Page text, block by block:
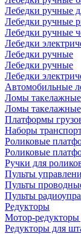
Лебедки ручные
Лебедки ручные
Лебедки ручные
Лебедки
Лебедки ручные
Лебедки ручные
Лебедки
Автомобильные
Ломы такелажные
Ломы такелажные
Платформы
Наборы
Роликовые
Роликовые
Ручки для
Пульты
Пульты
Пульты
Редукторы
Мотор-
Редукторы для